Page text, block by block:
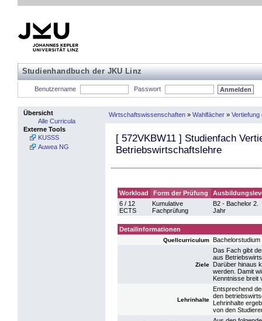
Studienhandbuch der JKU Linz
Benutzername Passwort
Übersicht
Alle Curricula
Externe Tools
KUSSS
Auwea NG
Wirtschaftswissenschaften » Wahlfächer »
[ 572VKBW11 ] Studienfach
Betriebswirtschaftslehre
Workload Form der Prüfung
6 / 12
ECTS
Kumulative
Fachprüfung
B2 - Bachelor 2.
Jahr
Detailinformationen
Quellcurriculum
Ziele
Das Fach gibt
aus
Darüber hinaus
werden. Damit
Kenntnisse breit
Lehrinhalte
Entsprechend
den
Lehrinhalte
von den